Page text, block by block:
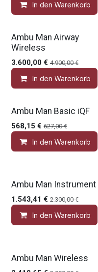
In den Warenkorb
Gratis Zubehör
Ambu Man Airway
Wireless
3.600,00 € 4.900,00€
In den Warenkorb
Gratis Zubehör
Ambu Man Basic iQF
568,15 € 627,00€
In den Warenkorb
Gratis Zubehör
Ambu Man Instrument
1.543,41 € 2.300,00€
In den Warenkorb
Ambu Man Wireless